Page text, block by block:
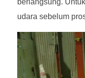
berlangsung.
udara sebelum